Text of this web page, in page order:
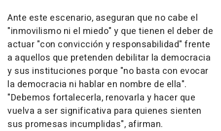
Ante este escenario, aseguran que no cabe el
"inmovilismo ni el miedo" y que tienen el deber de
actuar "con convicción y responsabilidad" frente
a aquellos que pretenden debilitar la democracia
y sus instituciones porque "no basta con evocar
la democracia ni hablar en nombre de ella".
"Debemos fortalecerla, renovarla y hacer que
vuelva a ser significativa para quienes sienten
sus promesas incumplidas", afirman.